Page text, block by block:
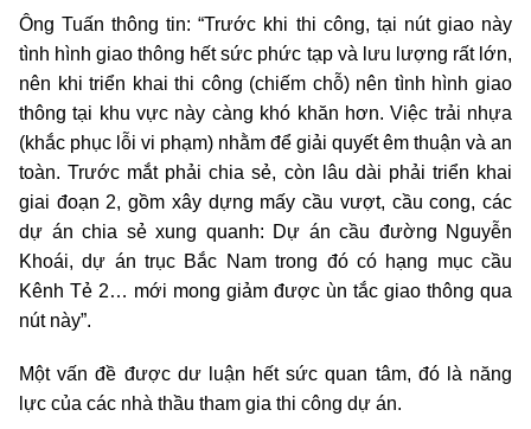
Ông Tuấn thông tin: “Trước khi thi công, tại nút giao này
tình hình giao thông hết sức phức tạp và lưu lượng rất lớn,
nên khi triển khai thi công (chiếm chỗ) nên tình hình giao
thông tại khu vực này càng khó khăn hơn. Việc trải nhựa
(khắc phục lỗi vi phạm) nhằm để giải quyết êm thuận và an
toàn. Trước mắt phải chia sẻ, còn lâu dài phải triển khai
giai đoạn 2, gồm xây dựng mấy cầu vượt, cầu cong, các
dự án chia sẻ xung quanh: Dự án cầu đường Nguyễn
Khoái, dự án trục Bắc Nam trong đó có hạng mục cầu
Kênh Tẻ 2… mới mong giảm được ùn tắc giao thông qua
nút này”.
Một vấn đề được dư luận hết sức quan tâm, đó là năng
lực của các nhà thầu tham gia thi công dự án.